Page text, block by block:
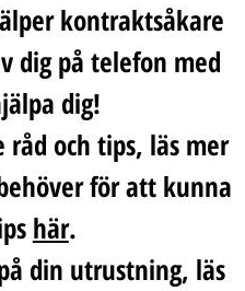
kontraktsåkare
dig på telefon med
dig!
och tips, läs mer
för att kunna
här.
din utrustning, läs